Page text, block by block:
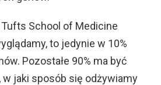
School of Medicine
to jedynie w 10%
Pozostałe 90% ma być
jaki sposób się odżywiamy